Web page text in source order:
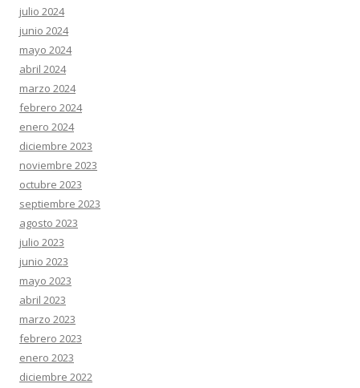
julio 2024
junio 2024
mayo 2024
abril 2024
marzo 2024
febrero 2024
enero 2024
diciembre 2023
noviembre 2023
octubre 2023
septiembre 2023
agosto 2023
julio 2023
junio 2023
mayo 2023
abril 2023
marzo 2023
febrero 2023
enero 2023
diciembre 2022